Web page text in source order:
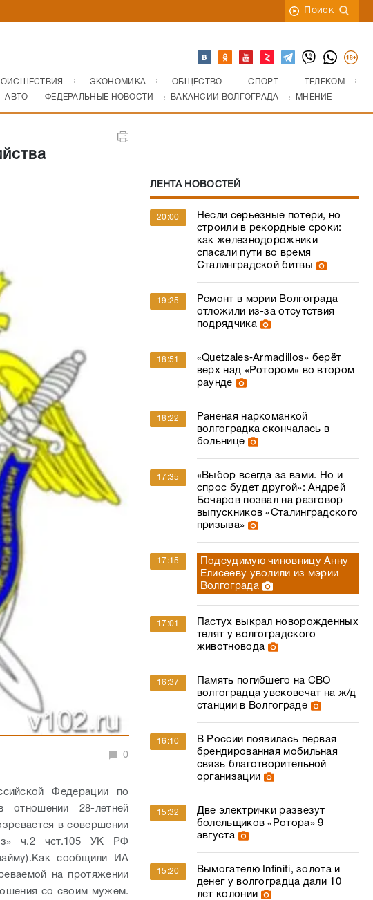
Поиск
ЭКОНОМИКА ОБЩЕСТВО СПОРТ
ТЕЛЕКОМ
АВТО ФЕДЕРАЛЬНЫЕ НОВОСТИ ВАКАНСИИ ВОЛГОГРАДА МНЕНИЕ
0
Федерации по
отношении 28-летней
в совершении
ч.2 чст.105 УК РФ
Как сообщили ИА
на протяжении
со своим мужем.
ЛЕНТА НОВОСТЕЙ
20:00
Несли серьезные потери, но
строили в рекордные сроки:
как железнодорожники
спасали пути во время
Сталинградской битвы
19:25
Ремонт в мэрии Волгограда
отложили из-за отсутствия
подрядчика
18:51
«Quetzales‑Armadillos» берёт
верх над «Ротором» во втором
раунде
18:22
Раненая наркоманкой
волгоградка скончалась в
больнице
17:35
«Выбор всегда за вами. Но и
спрос будет другой»: Андрей
Бочаров позвал на разговор
выпускников «Сталинградского
призыва»
17:15
Подсудимую чиновницу Анну
Елисееву уволили из мэрии
Волгограда
17:01
Пастух выкрал новорожденных
телят у волгоградского
животновода
16:37
Память погибшего на СВО
волгоградца увековечат на ж/д
станции в Волгограде
16:10
В России появилась первая
брендированная мобильная
связь благотворительной
организации
15:32
Две электрички развезут
болельщиков «Ротора» 9
августа
15:20
Вымогателю Infiniti, золота и
денег у волгоградца дали 10
лет колонии